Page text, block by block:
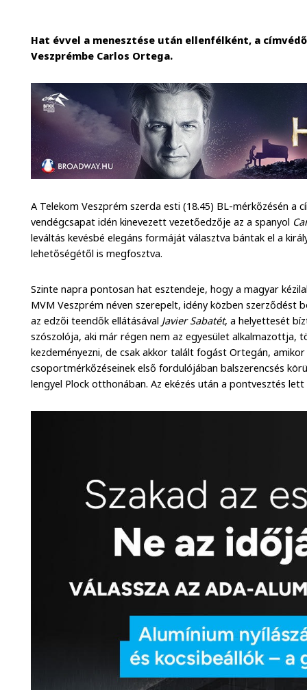
Hat évvel a menesztése után ellenfélként, a
Veszprémbe Carlos Ortega.
A Telekom Veszprém szerda esti (18.45) BL-mérkőzésén a
vendégcsapat idén kinevezett vezetőedzője az a spanyol
leváltás kevésbé elegáns formáját választva bántak el a
lehetőségétől is megfosztva.
Szinte napra pontosan hat esztendeje, hogy a magyar
MVM Veszprém néven szerepelt, idény közben szerződést
az edzői teendők ellátásával Javier Sabatét, a helyettesét
szószolója, aki már régen nem az egyesület alkalmazottja,
kezdeményezni, de csak akkor talált fogást Ortegán, amikor
csoportmérkőzéseinek első fordulójában balszerencsés
lengyel Plock otthonában. Az ekézés után a pontvesztés lett